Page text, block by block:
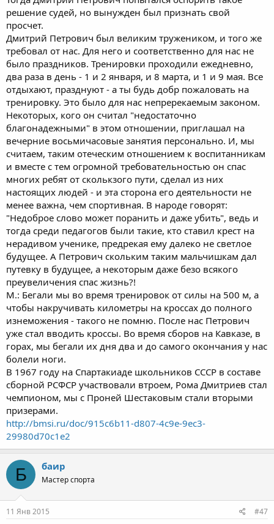
решение судей, но вынужден был признать свой
просчет.
Дмитрий Петрович был великим тружеником, и того же
требовал от нас. Для него и соответственно для нас не
было праздников. Тренировки проходили ежедневно,
два раза в день - 1 и 2 января, и 8 марта, и 1 и 9 мая. Все
отдыхают, празднуют - а ты будь добр пожаловать на
тренировку. Это было для нас непререкаемым законом.
Некоторых, кого он считал "недостаточно
благонадежными" в этом отношении, приглашал на
вечерние восьмичасовые занятия персонально. И, мы
считаем, таким отеческим отношением к воспитанникам
и вместе с тем огромной требовательностью он спас
многих ребят от сколькзого пути, сделал из них
настоящих людей - и эта сторона его деятельности не
менее важна, чем спортивная. В народе говорят:
"Недоброе слово может поранить и даже убить", ведь и
тогда среди педагогов были такие, кто ставил крест на
нерадивом ученике, предрекая ему далеко не светлое
будущее. А Петрович скольким таким мальчишкам дал
путевку в будущее, а некоторым даже безо всякого
преувеличения спас жизнь?!
М.: Бегали мы во время тренировок от силы на 500 м, а
чтобы накручивать километры на кроссах до полного
изнеможения - такого не помню. После нас Петрович
уже стал вводить кроссы. Во время сборов на Кавказе, в
горах, мы бегали их дня два и до самого окончания у нас
болели ноги.
В 1967 году на Спартакиаде школьников СССР в составе
сборной РСФСР участвовали втроем, Рома Дмитриев стал
чемпионом, мы с Проней Шестаковым стали вторыми
призерами.
http://bmsi.ru/doc/915c6b11-d807-4c9e-9ec3-
29980d70c1e2
Б баир
Мастер спорта
11 Янв 2015 #47